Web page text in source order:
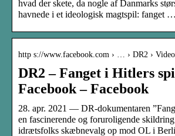
hvad der skete, da nogle af Danmarks
havnede i et ideologisk magtspil: fanget …
http s://www.facebook.com › … › DR2 ›
DR2 – Fanget i Hitlers
Facebook – Facebook
28. apr. 2021 — DR-dokumentaren
en fascinerende og foruroligende
idrætsfolks skæbnevalg op mod OL i